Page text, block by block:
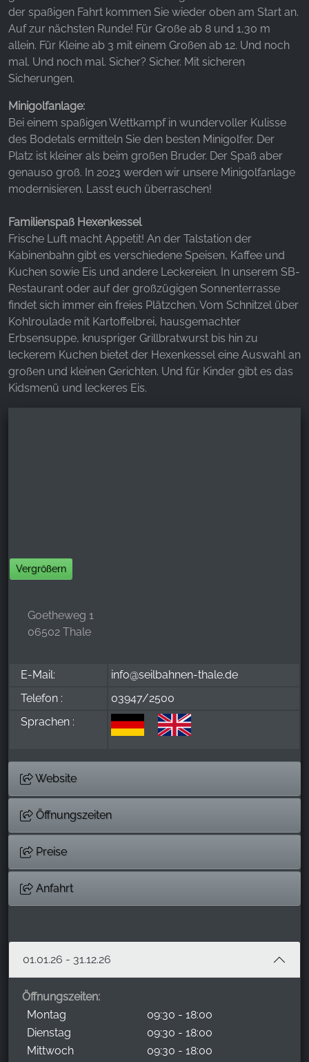
der spaßigen Fahrt kommen Sie wieder oben am Start an.
Auf zur nächsten Runde! Für Große ab 8 und 1,30 m
allein. Für Kleine ab 3 mit einem Großen ab 12. Und noch
mal. Und noch mal. Sicher? Sicher. Mit sicheren
Sicherungen.
Minigolfanlage:
Bei einem spaßigen Wettkampf in wundervoller Kulisse
des Bodetals ermitteln Sie den besten Minigolfer. Der
Platz ist kleiner als beim großen Bruder. Der Spaß aber
genauso groß. In 2023 werden wir unsere Minigolfanlage
modernisieren. Lasst euch überraschen!
Familienspaß Hexenkessel
Frische Luft macht Appetit! An der Talstation der
Kabinenbahn gibt es verschiedene Speisen, Kaffee und
Kuchen sowie Eis und andere Leckereien. In unserem SB-
Restaurant oder auf der großzügigen Sonnenterrasse
findet sich immer ein freies Plätzchen. Vom Schnitzel über
Kohlroulade mit Kartoffelbrei, hausgemachter
Erbsensuppe, knuspriger Grillbratwurst bis hin zu
leckerem Kuchen bietet der Hexenkessel eine Auswahl an
großen und kleinen Gerichten. Und für Kinder gibt es das
Kidsmenü und leckeres Eis.
Vergrößern
Goetheweg 1
06502 Thale
E-Mail:
info@seilbahnen-thale.de
Telefon :
03947/2500
Sprachen :
Website
Öffnungszeiten
Preise
Anfahrt
01.01.26 - 31.12.26
Öffnungszeiten:
Montag
09:30 - 18:00
Dienstag
09:30 - 18:00
Mittwoch
09:30 - 18:00